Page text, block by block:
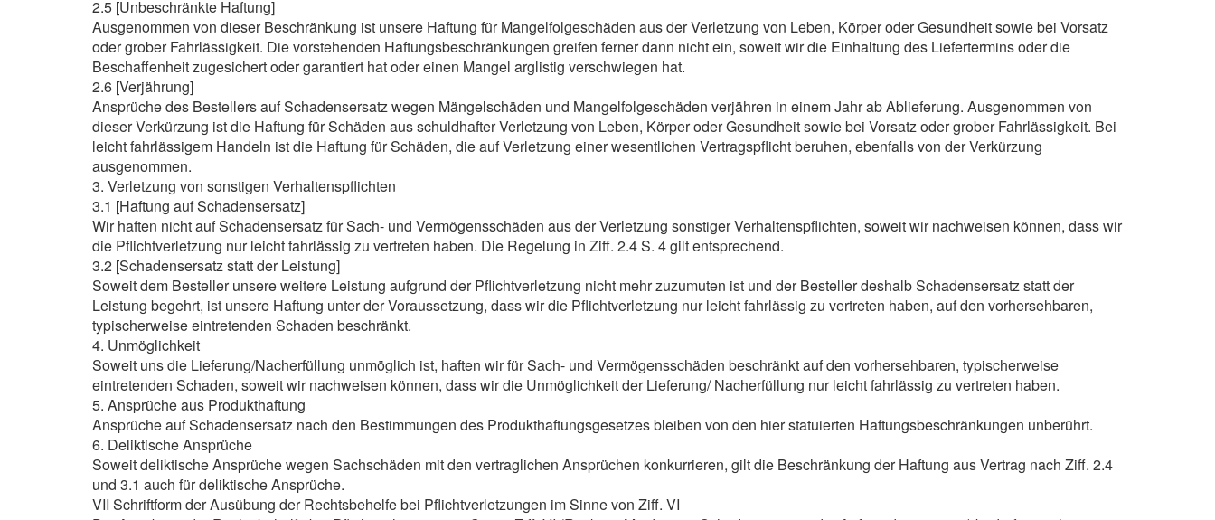
2.5 [Unbeschränkte Haftung]
Ausgenommen von dieser Beschränkung ist unsere Haftung für Mangelfolgeschäden aus der Verletzung von Leben, Körper oder Gesundheit sowie bei Vorsatz
oder grober Fahrlässigkeit. Die vorstehenden Haftungsbeschränkungen greifen ferner dann nicht ein, soweit wir die Einhaltung des Liefertermins oder die
Beschaffenheit zugesichert oder garantiert hat oder einen Mangel arglistig verschwiegen hat.
2.6 [Verjährung]
Ansprüche des Bestellers auf Schadensersatz wegen Mängelschäden und Mangelfolgeschäden verjähren in einem Jahr ab Ablieferung. Ausgenommen von
dieser Verkürzung ist die Haftung für Schäden aus schuldhafter Verletzung von Leben, Körper oder Gesundheit sowie bei Vorsatz oder grober Fahrlässigkeit. Bei
leicht fahrlässigem Handeln ist die Haftung für Schäden, die auf Verletzung einer wesentlichen Vertragspflicht beruhen, ebenfalls von der Verkürzung
ausgenommen.
3. Verletzung von sonstigen Verhaltenspflichten
3.1 [Haftung auf Schadensersatz]
Wir haften nicht auf Schadensersatz für Sach- und Vermögensschäden aus der Verletzung sonstiger Verhaltenspflichten, soweit wir nachweisen können, dass wir
die Pflichtverletzung nur leicht fahrlässig zu vertreten haben. Die Regelung in Ziff. 2.4 S. 4 gilt entsprechend.
3.2 [Schadensersatz statt der Leistung]
Soweit dem Besteller unsere weitere Leistung aufgrund der Pflichtverletzung nicht mehr zuzumuten ist und der Besteller deshalb Schadensersatz statt der
Leistung begehrt, ist unsere Haftung unter der Voraussetzung, dass wir die Pflichtverletzung nur leicht fahrlässig zu vertreten haben, auf den vorhersehbaren,
typischerweise eintretenden Schaden beschränkt.
4. Unmöglichkeit
Soweit uns die Lieferung/Nacherfüllung unmöglich ist, haften wir für Sach- und Vermögensschäden beschränkt auf den vorhersehbaren, typischerweise
eintretenden Schaden, soweit wir nachweisen können, dass wir die Unmöglichkeit der Lieferung/ Nacherfüllung nur leicht fahrlässig zu vertreten haben.
5. Ansprüche aus Produkthaftung
Ansprüche auf Schadensersatz nach den Bestimmungen des Produkthaftungsgesetzes bleiben von den hier statuierten Haftungsbeschränkungen unberührt.
6. Deliktische Ansprüche
Soweit deliktische Ansprüche wegen Sachschäden mit den vertraglichen Ansprüchen konkurrieren, gilt die Beschränkung der Haftung aus Vertrag nach Ziff. 2.4
und 3.1 auch für deliktische Ansprüche.
VII Schriftform der Ausübung der Rechtsbehelfe bei Pflichtverletzungen im Sinne von Ziff. VI